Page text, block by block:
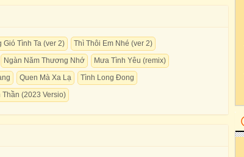
Gió Tình Ta (ver 2)
Thì Thôi Em Nhé (ver 2)
Ngàn Năm Thương Nhớ
Mưa Tình Yêu (remix)
Quen Mà Xa Lạ
Tình Long Đong
Thần (2023 Versio)